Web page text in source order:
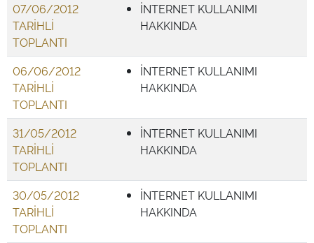
07/06/2012
TARİHLİ
TOPLANTI
İNTERNET KULLANIMI
HAKKINDA
06/06/2012
TARİHLİ
TOPLANTI
İNTERNET KULLANIMI
HAKKINDA
31/05/2012
TARİHLİ
TOPLANTI
İNTERNET KULLANIMI
HAKKINDA
30/05/2012
TARİHLİ
TOPLANTI
İNTERNET KULLANIMI
HAKKINDA